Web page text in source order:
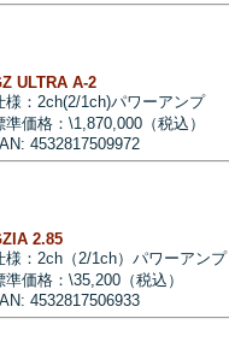
ULTRA A-2
様：2ch(2/1ch)パワーアンプ
準価格：\1,870,000（税込）
4532817509972
2.85
様：2ch（2/1ch）パワーアンプ
準価格：\35,200（税込）
4532817506933